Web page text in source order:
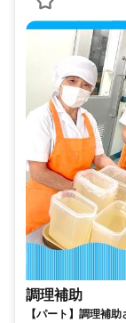
調理補助
【パート】調理補